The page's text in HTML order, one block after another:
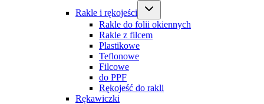
Rakle i rękojeści
Rakle do folii okiennych
Rakle z filcem
Plastikowe
Teflonowe
Filcowe
do PPF
Rękojeść do rakli
Rękawiczki